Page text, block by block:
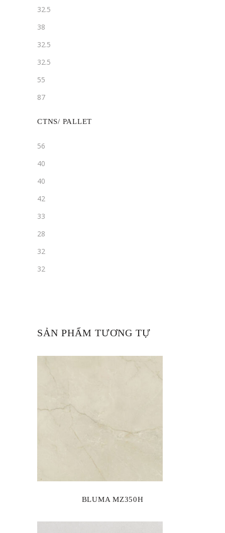
32.5
38
32.5
32.5
55
87
CTNS/ PALLET
56
40
40
42
33
28
32
32
SẢN PHẨM TƯƠNG TỰ
BLUMA MZ350H